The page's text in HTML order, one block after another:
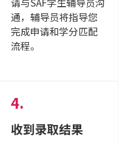
通，辅导员将指导您
完成申请和学分匹配
流程。
收到录取结果